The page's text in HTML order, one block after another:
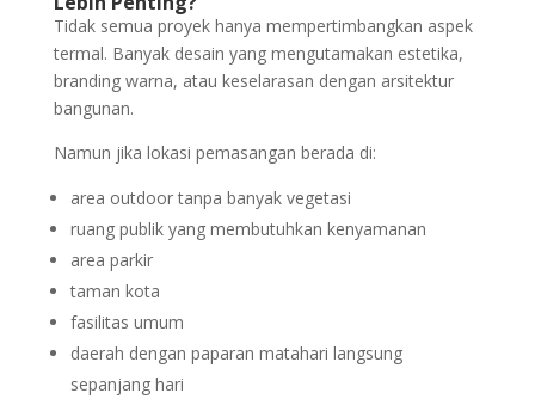
Tidak semua proyek hanya mempertimbangkan aspek
termal. Banyak desain yang mengutamakan estetika,
branding warna, atau keselarasan dengan arsitektur
bangunan.
Namun jika lokasi pemasangan berada di:
area outdoor tanpa banyak vegetasi
ruang publik yang membutuhkan kenyamanan
area parkir
taman kota
fasilitas umum
daerah dengan paparan matahari langsung
sepanjang hari